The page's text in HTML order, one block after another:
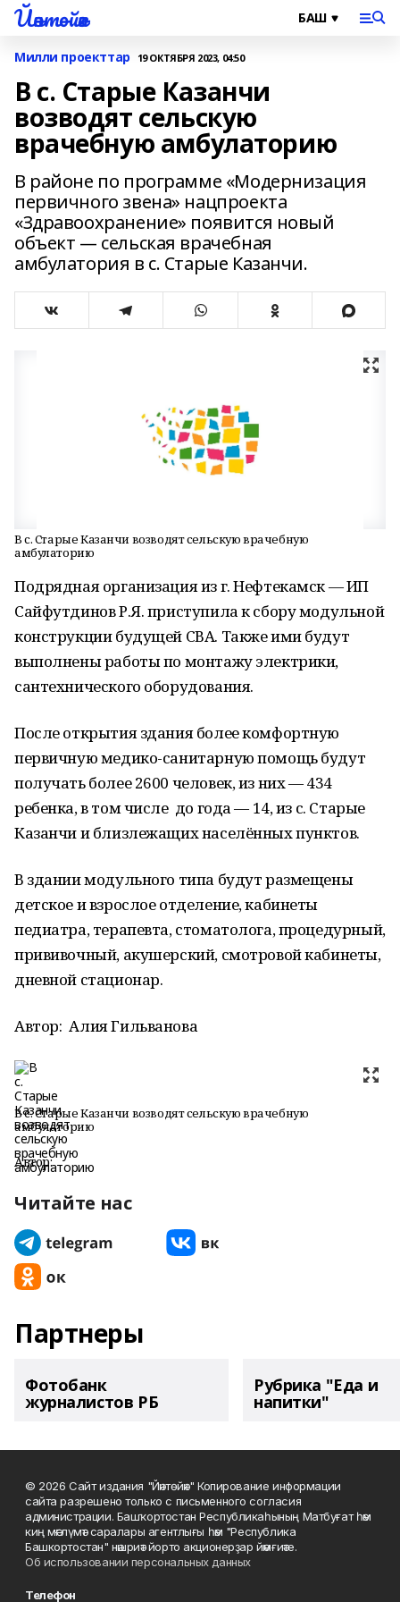
Йәнтөйәк
Милли проекттар 19 ОКТЯБРЯ 2023, 04:50
В с. Старые Казанчи
возводят сельскую
врачебную амбулаторию
В районе по программе «Модернизация
первичного звена» нацпроекта
«Здравоохранение» появится новый
объект — сельская врачебная
амбулатория в с. Старые Казанчи.
В с. Старые Казанчи возводят сельскую врачебную
амбулаторию
Подрядная организация из г. Нефтекамск — ИП
Сайфутдинов Р.Я. приступила к сбору модульной
конструкции будущей СВА. Также ими будут
выполнены работы по монтажу электрики,
сантехнического оборудования.
После открытия здания более комфортную
первичную медико-санитарную помощь будут
получать более 2600 человек, из них — 434
ребенка, в том числе до года — 14, из с. Старые
Казанчи и близлежащих населённых пунктов.
В здании модульного типа будут размещены
детское и взрослое отделение, кабинеты
педиатра, терапевта, стоматолога, процедурный,
прививочный, акушерский, смотровой кабинеты,
дневной стационар.
Автор: Алия Гильванова
В с. Старые Казанчи возводят сельскую врачебную
амбулаторию
Автор:
Читайте нас
Партнеры
Фотобанк
журналистов РБ
Рубрика "Еда и
напитки"
© 2026 Сайт издания "Йәнтөйәк" Копирование информации
сайта разрешено только с письменного согласия
администрации. Башҡортостан Республикаһының Матбуғат һәм
киң мәғлүмәт саралары агентлығы һәм "Республика
Башкортостан" нәшриәт йорто акционерҙар йәмғиәте.
Об использовании персональных данных
Телефон